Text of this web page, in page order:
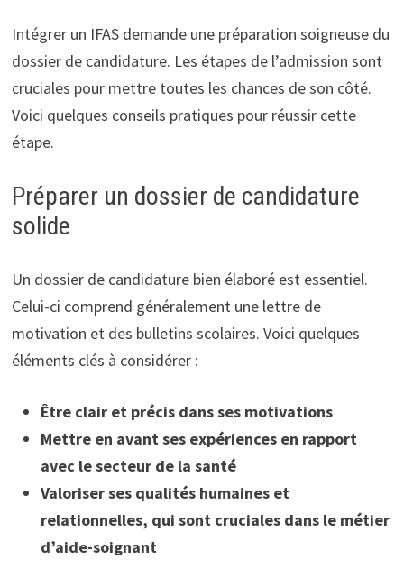
Intégrer un IFAS demande une préparation soigneuse du
dossier de candidature. Les étapes de l’admission sont
cruciales pour mettre toutes les chances de son côté.
Voici quelques conseils pratiques pour réussir cette
étape.
Préparer un dossier de candidature
solide
Un dossier de candidature bien élaboré est essentiel.
Celui-ci comprend généralement une lettre de
motivation et des bulletins scolaires. Voici quelques
éléments clés à considérer :
Être clair et précis dans ses motivations
Mettre en avant ses expériences en rapport
avec le secteur de la santé
Valoriser ses qualités humaines et
relationnelles, qui sont cruciales dans le métier
d’aide-soignant